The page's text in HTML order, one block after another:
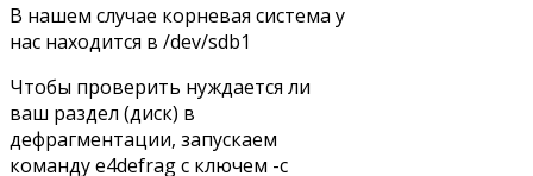
В нашем случае корневая система у
нас находится в /dev/sdb1
Чтобы проверить нуждается ли
ваш раздел (диск) в
дефрагментации, запускаем
команду e4defrag с ключем -c